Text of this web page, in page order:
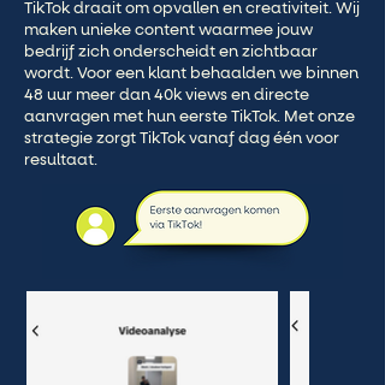
TikTok draait om opvallen en creativiteit. Wij
maken unieke content waarmee jouw
bedrijf zich onderscheidt en zichtbaar
wordt. Voor een klant behaalden we binnen
48 uur meer dan 40k views en directe
aanvragen met hun eerste TikTok. Met onze
strategie zorgt TikTok vanaf dag één voor
resultaat.